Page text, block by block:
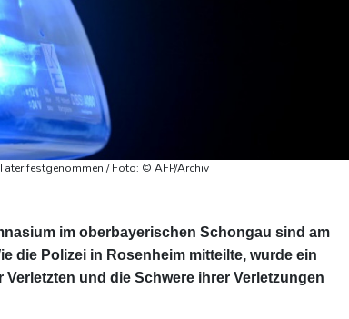
festgenommen / Foto: © AFP/Archiv
im oberbayerischen Schongau sind am
die Polizei in Rosenheim mitteilte, wurde ein
und die Schwere ihrer Verletzungen